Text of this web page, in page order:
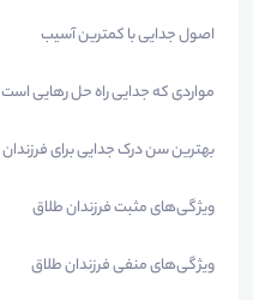
اصول جدایی با کمترین آسیب
مواردی که جدایی راه حل رهایی است
بهترین سن درک جدایی برای فرزندان
ویژگی‌های مثبت فرزندان طلاق
ویژگی‌های منفی فرزندان طلاق